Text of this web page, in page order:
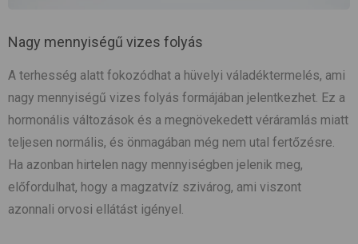
Nagy mennyiségű vizes folyás
A terhesség alatt fokozódhat a hüvelyi váladéktermelés, ami
nagy mennyiségű vizes folyás formájában jelentkezhet. Ez a
hormonális változások és a megnövekedett véráramlás miatt
teljesen normális, és önmagában még nem utal fertőzésre.
Ha azonban hirtelen nagy mennyiségben jelenik meg,
előfordulhat, hogy a magzatvíz szivárog, ami viszont
azonnali orvosi ellátást igényel.